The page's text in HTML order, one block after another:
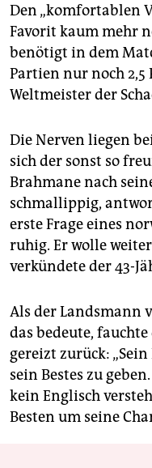
Den „komfortablen
Favorit kaum mehr
benötigt in dem
Partien nur noch
Weltmeister der
Die Nerven liegen
sich der sonst so
Brahmane nach
schmallippig,
erste Frage eines
ruhig. Er wolle
verkündete der 43-
Als der Landsmann
das bedeute, fauchte
gereizt zurück:
sein Bestes zu
kein Englisch
Besten um seine